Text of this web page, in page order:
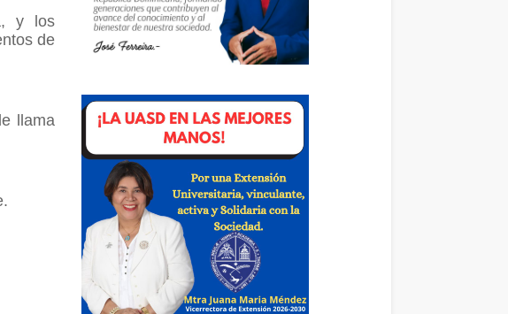
y los
de
llama